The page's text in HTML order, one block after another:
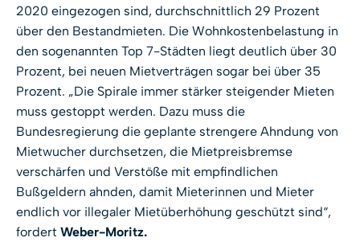
2020 eingezogen sind, durchschnittlich 29 Prozent
über den Bestandmieten. Die Wohnkostenbelastung in
den sogenannten Top 7-Städten liegt deutlich über 30
Prozent, bei neuen Mietverträgen sogar bei über 35
Prozent. „Die Spirale immer stärker steigender Mieten
muss gestoppt werden. Dazu muss die
Bundesregierung die geplante strengere Ahndung von
Mietwucher durchsetzen, die Mietpreisbremse
verschärfen und Verstöße mit empfindlichen
Bußgeldern ahnden, damit Mieterinnen und Mieter
endlich vor illegaler Mietüberhöhung geschützt sind“,
fordert Weber-Moritz.